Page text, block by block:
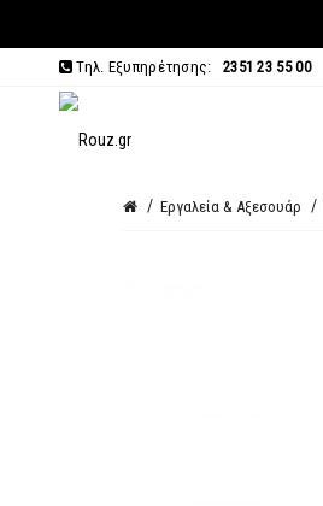
Τηλ. Εξυπηρέτησης: 2351 23 55 00
Εργαλεία & Αξεσουάρ